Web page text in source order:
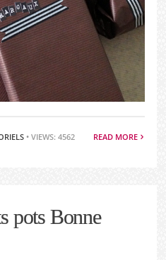
• VIEWS: 4562 READ MORE
pots Bonne